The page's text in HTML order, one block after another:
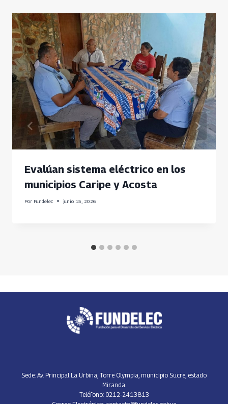
Evalúan sistema eléctrico en los
municipios Caripe y Acosta
Por Fundelec junio 15, 2026
Sede: Av. Principal La Urbina, Torre Olympia, municipio Sucre, estado
Miranda.
Teléfono: 0212-2413813